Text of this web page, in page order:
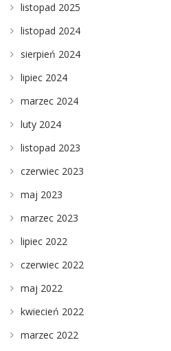
listopad 2025
listopad 2024
sierpień 2024
lipiec 2024
marzec 2024
luty 2024
listopad 2023
czerwiec 2023
maj 2023
marzec 2023
lipiec 2022
czerwiec 2022
maj 2022
kwiecień 2022
marzec 2022